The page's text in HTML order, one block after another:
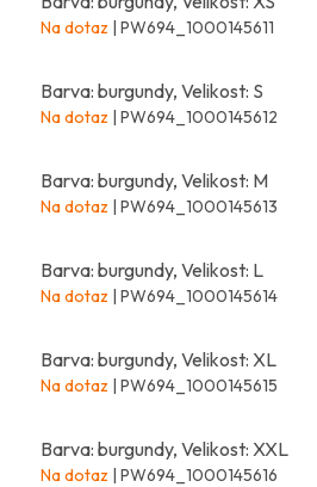
Na dotaz | PW694_1000145611
Barva: burgundy, Velikost: S
Na dotaz | PW694_1000145612
Barva: burgundy, Velikost: M
Na dotaz | PW694_1000145613
Barva: burgundy, Velikost: L
Na dotaz | PW694_1000145614
Barva: burgundy, Velikost: XL
Na dotaz | PW694_1000145615
Barva: burgundy, Velikost: XXL
Na dotaz | PW694_1000145616